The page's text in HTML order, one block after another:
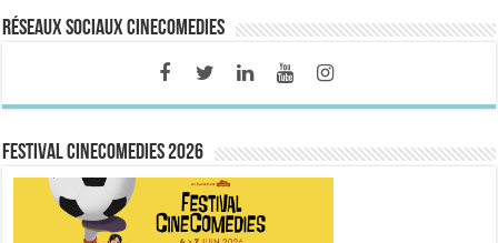
Réseaux sociaux CineComedies
FESTIVAL CINECOMEDIES 2026